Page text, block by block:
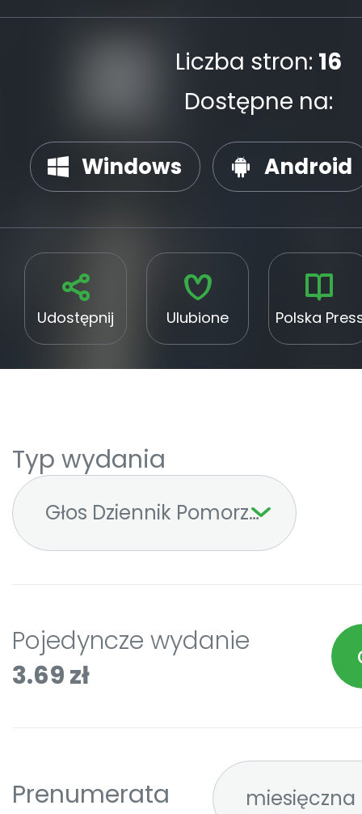
Liczba stron: 16
Dostępne na:
Windows Android
Udostępnij Ulubione Polska
Typ wydania
Głos Dziennik Pomorza -
Pojedyncze wydanie
3.69 zł
Prenumerata